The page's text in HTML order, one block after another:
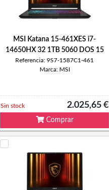
MSI Katana 15-461XES i7-
14650HX 32 1TB 5060 DOS 15
Referencia: 9S7-1587C1-461
Marca: MSI
2.025,65 €
Sin stock
Comprar